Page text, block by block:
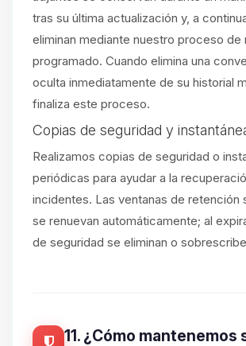
tras su última actualización y, a
eliminan mediante nuestro proceso de
programado. Cuando elimina una
oculta inmediatamente de su historial
finaliza este proceso.
Copias de seguridad y
Realizamos copias de seguridad o
periódicas para ayudar a la
incidentes. Las ventanas de retención
se renuevan automáticamente; al
de seguridad se eliminan o
11. ¿Cómo mantenemos